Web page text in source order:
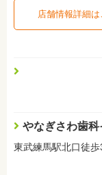
店舗情報詳細は
やなぎさわ歯科
東武練馬駅北口徒歩